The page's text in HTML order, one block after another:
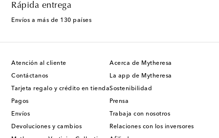
Rápida entrega
Envíos a más de 130 países
Atención al cliente
Contáctanos
Tarjeta regalo y crédito en tienda
Pagos
Envíos
Devoluciones y cambios
Acerca de Mytheresa
La app de Mytheresa
Sostenibilidad
Prensa
Trabaja con nosotros
Relaciones con los inversores